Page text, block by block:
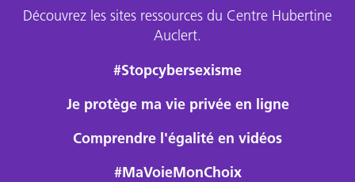
Découvrez les sites ressources du Centre Hubertine
Auclert.
#Stopcybersexisme
Je protège ma vie privée en ligne
Comprendre l'égalité en vidéos
#MaVoieMonChoix